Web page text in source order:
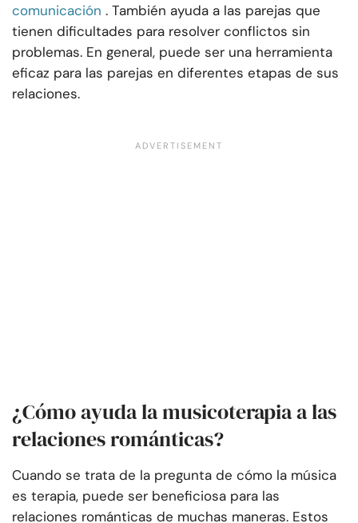
comunicación . También ayuda a las parejas que
tienen dificultades para resolver conflictos sin
problemas. En general, puede ser una herramienta
eficaz para las parejas en diferentes etapas de sus
relaciones.
¿Cómo ayuda la musicoterapia a las
relaciones románticas?
Cuando se trata de la pregunta de cómo la música
es terapia, puede ser beneficiosa para las
relaciones románticas de muchas maneras. Estos